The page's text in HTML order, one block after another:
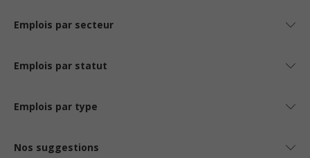
Emplois par secteur
Emplois par statut
Emplois par type
Nos suggestions